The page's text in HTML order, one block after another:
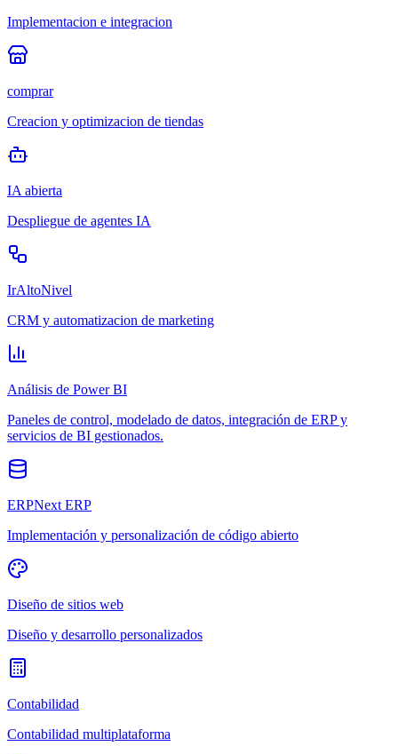
Implementacion e integracion
comprar
Creacion y optimizacion de tiendas
IA abierta
Despliegue de agentes IA
IrAltoNivel
CRM y automatizacion de marketing
Análisis de Power BI
Paneles de control, modelado de datos, integración de ERP y
servicios de BI gestionados.
ERPNext ERP
Implementación y personalización de código abierto
Diseño de sitios web
Diseño y desarrollo personalizados
Contabilidad
Contabilidad multiplataforma